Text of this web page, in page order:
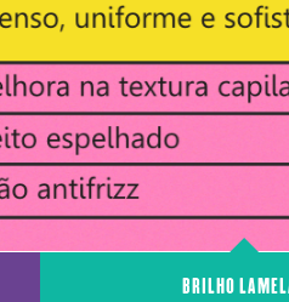
BRILHO